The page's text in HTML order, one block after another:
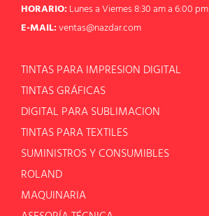
HORARIO: Lunes a Viernes 8:30 am a 6:00 pm
E-MAIL:ventas@nazdar.com
TINTAS PARA IMPRESION DIGITAL
TINTAS GRÁFICAS
DIGITAL PARA SUBLIMACION
TINTAS PARA TEXTILES
SUMINISTROS Y CONSUMIBLES
ROLAND
MAQUINARIA